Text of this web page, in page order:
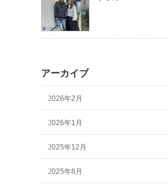
アーカイブ
2026年2月
2026年1月
2025年12月
2025年8月